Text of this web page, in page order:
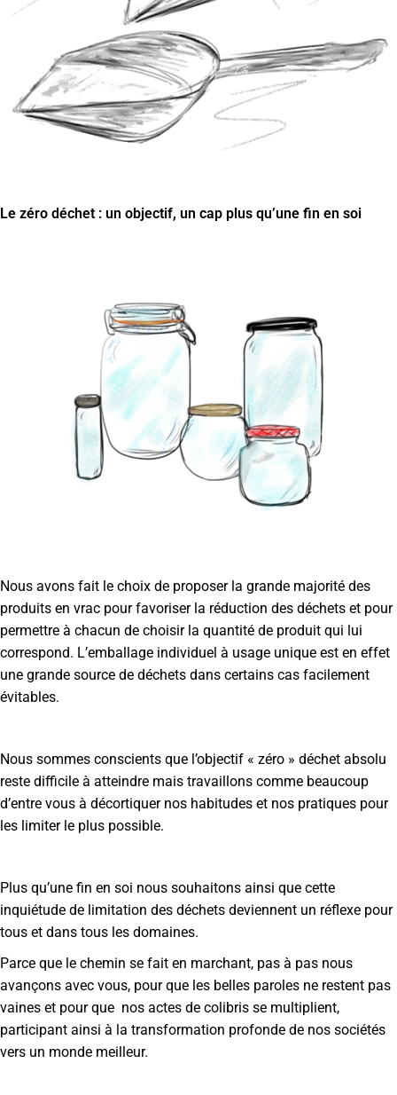
Le zéro déchet : un objectif, un cap plus qu’une fin en soi
Nous avons fait le choix de proposer la grande majorité des
produits en vrac pour favoriser la réduction des déchets et pour
permettre à chacun de choisir la quantité de produit qui lui
correspond. L’emballage individuel à usage unique est en effet
une grande source de déchets dans certains cas facilement
évitables.
Nous sommes conscients que l’objectif « zéro » déchet absolu
reste difficile à atteindre mais travaillons comme beaucoup
d’entre vous à décortiquer nos habitudes et nos pratiques pour
les limiter le plus possible.
Plus qu’une fin en soi nous souhaitons ainsi que cette
inquiétude de limitation des déchets deviennent un réflexe pour
tous et dans tous les domaines.
Parce que le chemin se fait en marchant, pas à pas nous
avançons avec vous, pour que les belles paroles ne restent pas
vaines et pour que nos actes de colibris se multiplient,
participant ainsi à la transformation profonde de nos sociétés
vers un monde meilleur.